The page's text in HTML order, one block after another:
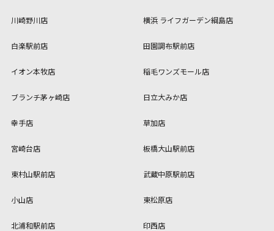
川崎野川店 横浜 ライフガーデン綱島店
白楽駅前店 田園調布駅前店
イオン本牧店 稲毛ワンズモール店
ブランチ茅ヶ崎店 日立大みか店
幸手店 草加店
宮崎台店 板橋大山駅前店
東村山駅前店 武蔵中原駅前店
小山店 東松原店
北浦和駅前店 印西店